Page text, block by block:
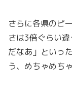
さらに各県のピ
さは3倍ぐらい
だなあ」といっ
う、めちゃめち